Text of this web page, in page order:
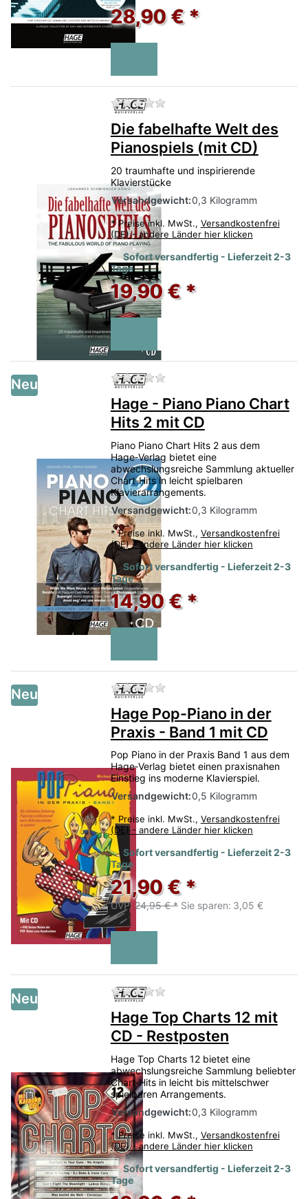
28,90 € *
Zu diesem Produkt liegen
Die fabelhafte Welt des
Pianospiels (mit CD)
20 traumhafte und inspirierende
Klavierstücke
Versandgewicht:0,3 Kilogramm
* Preise inkl. MwSt., Versandkostenfrei
(DE) - andere Länder hier klicken
Sofort versandfertig - Lieferzeit 2-3
Tage
19,90 € *
Neu Zu diesem Produkt liegen
Hage - Piano Piano Chart
Hits 2 mit CD
Piano Piano Chart Hits 2 aus dem
Hage‑Verlag bietet eine
abwechslungsreiche Sammlung aktueller
Chart‑Hits in leicht spielbaren
Klavierarrangements.
Versandgewicht:0,3 Kilogramm
* Preise inkl. MwSt., Versandkostenfrei
(DE) - andere Länder hier klicken
Sofort versandfertig - Lieferzeit 2-3
Tage
14,90 € *
Neu Zu diesem Produkt liegen
Hage Pop-Piano in der
Praxis - Band 1 mit CD
Pop Piano in der Praxis Band 1 aus dem
Hage‑Verlag bietet einen praxisnahen
Einstieg ins moderne Klavierspiel.
Versandgewicht:0,5 Kilogramm
* Preise inkl. MwSt., Versandkostenfrei
(DE) - andere Länder hier klicken
Sofort versandfertig - Lieferzeit 2-3
Tage
21,90 € *
UVP: 24,95 € * Sie sparen: 3,05 €
Neu Zu diesem Produkt liegen
Hage Top Charts 12 mit
CD - Restposten
Hage Top Charts 12 bietet eine
abwechslungsreiche Sammlung beliebter
Chart‑Hits in leicht bis mittelschwer
spielbaren Arrangements.
Versandgewicht:0,3 Kilogramm
* Preise inkl. MwSt., Versandkostenfrei
(DE) - andere Länder hier klicken
Sofort versandfertig - Lieferzeit 2-3
Tage